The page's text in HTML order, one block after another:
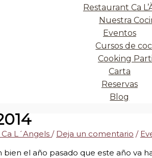
Restaurant Ca
Nuestra
Eventos
Cursos de
Cooking
Carta
Reservas
Blog
L´Angels / Deja un comentario /
bien el año pasado que este año va